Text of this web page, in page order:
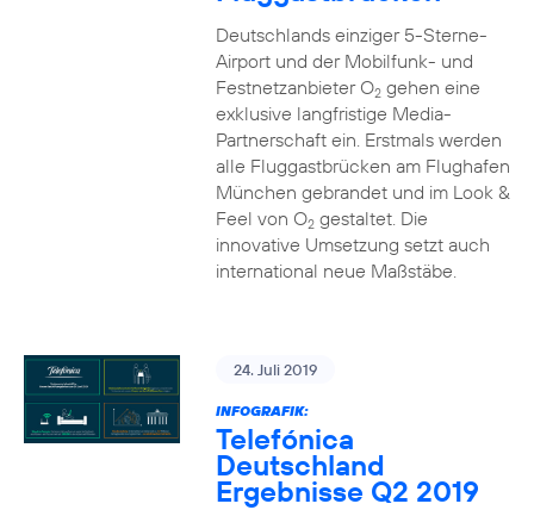
Deutschlands einziger 5-Sterne-
Airport und der Mobilfunk- und
Festnetzanbieter O2gehen eine
exklusive langfristige Media-
Partnerschaft ein. Erstmals werden
alle Fluggastbrücken am Flughafen
München gebrandet und im Look &
Feel von O2gestaltet. Die
innovative Umsetzung setzt auch
international neue Maßstäbe.
24. Juli 2019
INFOGRAFIK:
Telefónica
Deutschland
Ergebnisse Q2 2019